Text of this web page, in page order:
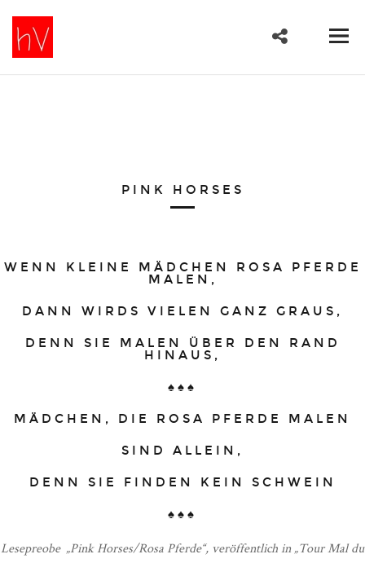
PINK HORSES
WENN KLEINE MÄDCHEN ROSA PFERDE
MALEN,
DANN WIRDS VIELEN GANZ GRAUS,
DENN SIE MALEN ÜBER DEN RAND
HINAUS,
♠♠♠
MÄDCHEN, DIE ROSA PFERDE MALEN
SIND ALLEIN,
DENN SIE FINDEN KEIN SCHWEIN
♠♠♠
Lesepreobe „Pink Horses/Rosa Pferde“, veröffentlich in „Tour Mal du